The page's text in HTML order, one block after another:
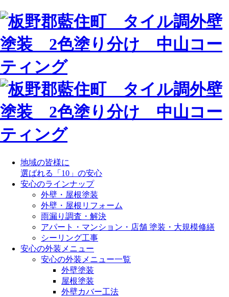
地域の皆様に
選ばれる「10」の安心
安心のラインナップ
外壁・屋根塗装
外壁・屋根リフォーム
雨漏り調査・解決
アパート・マンション・店舗 塗装・大規模修繕
シーリング工事
安心の外装メニュー
安心の外装メニュー一覧
外壁塗装
屋根塗装
外壁カバー工法